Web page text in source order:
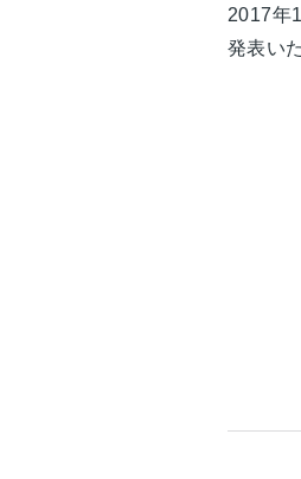
2017年
発表い